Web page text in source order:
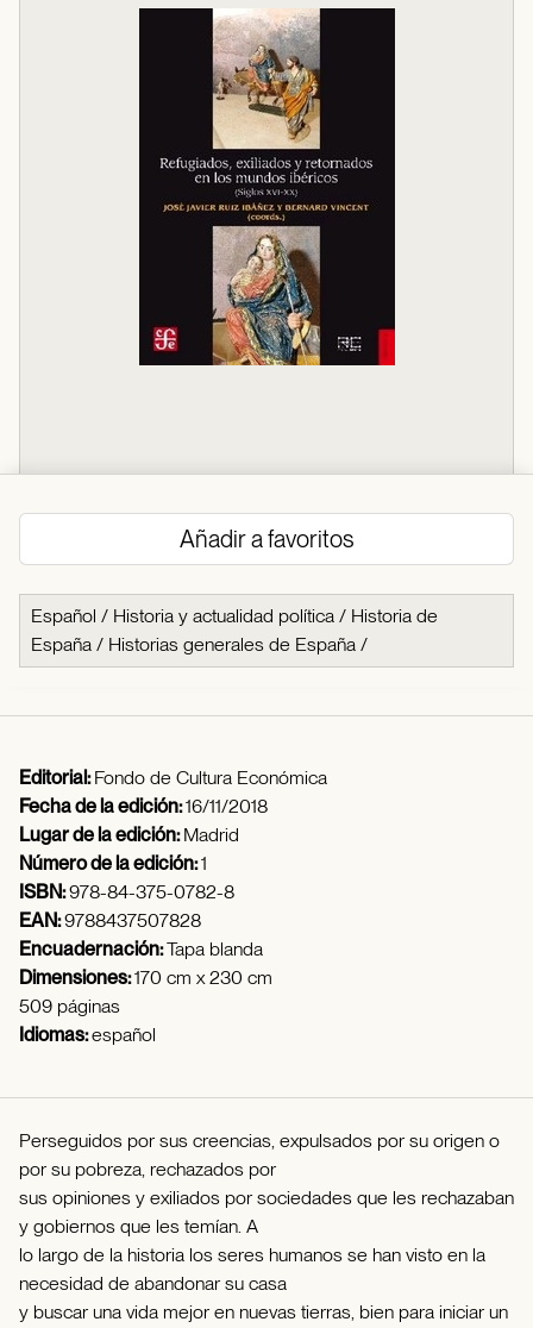
Añadir a favoritos
Español / Historia y actualidad política / Historia de
España / Historias generales de España /
Editorial:Fondo de Cultura Económica
Fecha de la edición:16/11/2018
Lugar de la edición:Madrid
Número de la edición:1
ISBN:978-84-375-0782-8
EAN:9788437507828
Encuadernación:Tapa blanda
Dimensiones:170 cm x 230 cm
509 páginas
Idiomas:español
Perseguidos por sus creencias, expulsados por su origen o
por su pobreza, rechazados por
sus opiniones y exiliados por sociedades que les rechazaban
y gobiernos que les temían. A
lo largo de la historia los seres humanos se han visto en la
necesidad de abandonar su casa
y buscar una vida mejor en nuevas tierras, bien para iniciar un